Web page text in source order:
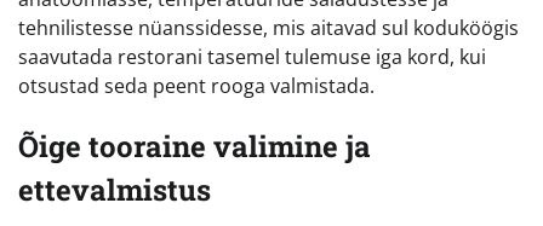
tehnilistesse nüanssidesse, mis aitavad sul koduköögis
saavutada restorani tasemel tulemuse iga kord, kui
otsustad seda peent rooga valmistada.
Õige tooraine valimine ja
ettevalmistus